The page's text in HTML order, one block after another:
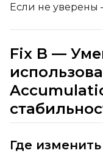
Если не уверены
Fix B —
Где изменить